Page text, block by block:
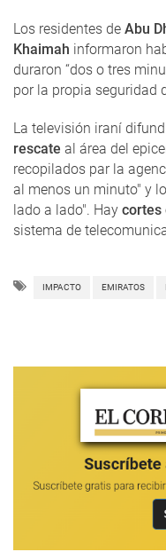
Los residentes de Abu
Khaimah informaron
duraron “dos o tres
por la propia seguridad
La televisión iraní
rescate al área del
recopilados par la
al menos un minuto" y
lado a lado". Hay cortes
sistema de
IMPACTO EMIRATOS